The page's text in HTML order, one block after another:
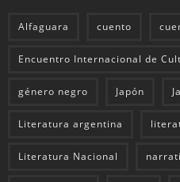
Alfaguara cuento
Encuentro Internacional de
género negro Japón
Literatura argentina
Literatura Nacional